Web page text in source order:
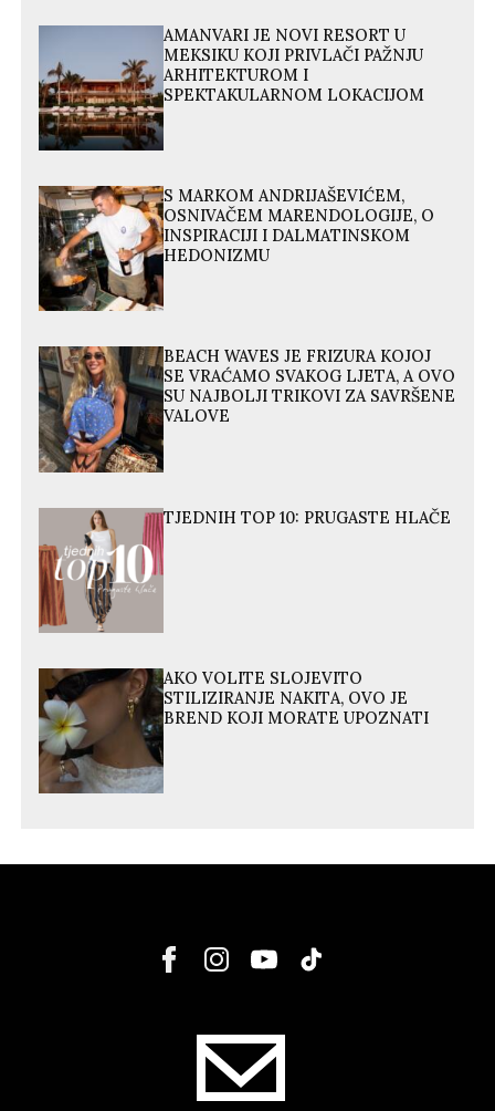
AMANVARI JE NOVI RESORT U
MEKSIKU KOJI PRIVLAČI PAŽNJU
ARHITEKTUROM I
SPEKTAKULARNOM LOKACIJOM
S MARKOM ANDRIJAŠEVIĆEM,
OSNIVAČEM MARENDOLOGIJE, O
INSPIRACIJI I DALMATINSKOM
HEDONIZMU
BEACH WAVES JE FRIZURA KOJOJ
SE VRAĆAMO SVAKOG LJETA, A OVO
SU NAJBOLJI TRIKOVI ZA SAVRŠENE
VALOVE
TJEDNIH TOP 10: PRUGASTE HLAČE
AKO VOLITE SLOJEVITO
STILIZIRANJE NAKITA, OVO JE
BREND KOJI MORATE UPOZNATI